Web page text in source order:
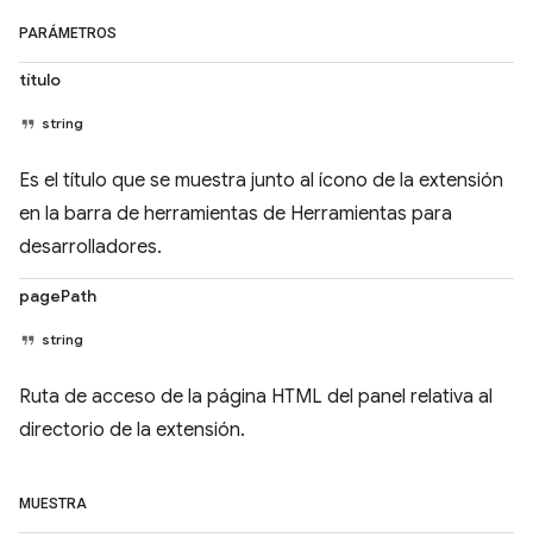
PARÁMETROS
título
string
Es el título que se muestra junto al ícono de la extensión
en la barra de herramientas de Herramientas para
desarrolladores.
pagePath
string
Ruta de acceso de la página HTML del panel relativa al
directorio de la extensión.
MUESTRA